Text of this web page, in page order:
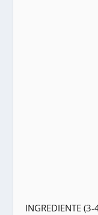
INGREDIENTE